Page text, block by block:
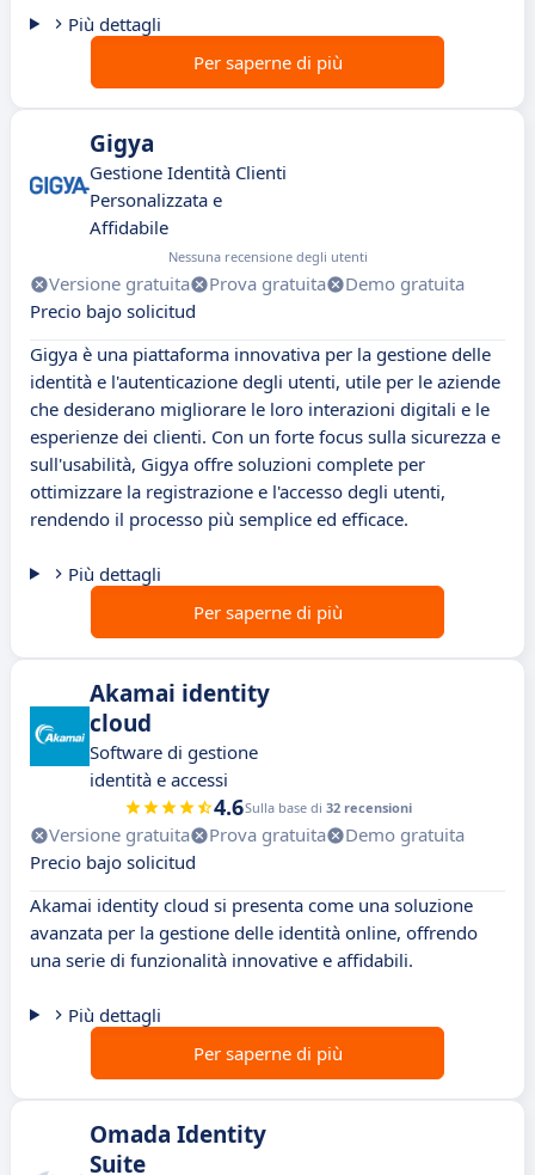
Più dettagli
Per saperne di più
Gigya
Gestione Identità Clienti
Personalizzata e
Affidabile
Nessuna recensione degli utenti
Versione gratuita Prova gratuita
Demo gratuita
Precio bajo solicitud
Gigya è una piattaforma innovativa per la gestione delle
identità e l'autenticazione degli utenti, utile per le aziende
che desiderano migliorare le loro interazioni digitali e le
esperienze dei clienti. Con un forte focus sulla sicurezza e
sull'usabilità, Gigya offre soluzioni complete per
ottimizzare la registrazione e l'accesso degli utenti,
rendendo il processo più semplice ed efficace.
Più dettagli
Per saperne di più
Akamai identity
cloud
Software di gestione
identità e accessi
4.6Sulla base di 32 recensioni
Versione gratuita Prova gratuita
Demo gratuita
Precio bajo solicitud
Akamai identity cloud si presenta come una soluzione
avanzata per la gestione delle identità online, offrendo
una serie di funzionalità innovative e affidabili.
Più dettagli
Per saperne di più
Omada Identity
Suite